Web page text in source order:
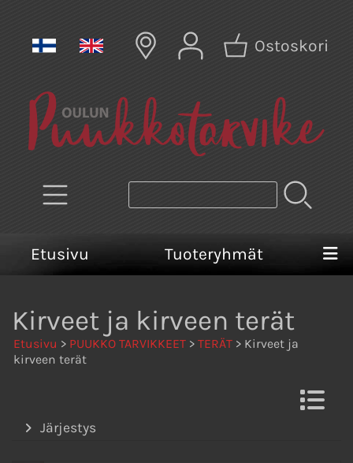
Ostoskori
Etusivu Tuoteryhmät
Kirveet ja kirveen terät
Etusivu > PUUKKO TARVIKKEET > TERÄT > Kirveet ja
kirveen terät
Järjestys